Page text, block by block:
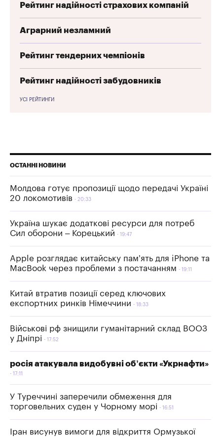
Рейтинг надійності страхових компаній
Аграрний незламний
Рейтинг тендерних чемпіонів
Рейтинг надійності забудовників
УСІ РЕЙТИНГИ
ОСТАННІ НОВИНИ
Молдова готує пропозиції щодо передачі Україні
20 локомотивів
20:33
Україна шукає додаткові ресурси для потреб
Сил оборони – Корецький
19:47
Apple розглядає китайську пам’ять для iPhone та
MacBook через проблеми з постачанням
19:11
Китай втратив позиції серед ключових
експортних ринків Німеччини
18:33
Військові рф знищили гуманітарний склад ВООЗ
у Дніпрі
17:52
росія атакувала видобувні об’єкти «Укрнафти»
17:11
У Туреччині заперечили обмеження для
торговельних суден у Чорному морі
16:51
Іран висунув вимоги для відкриття Ормузької